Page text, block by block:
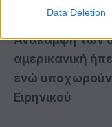
Data Deletion
Ανάκαμψη των
αμερικανική
ενώ υποχωρούν
Ειρηνικού